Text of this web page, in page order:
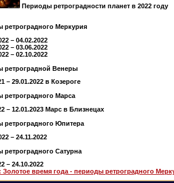
Периоды ретроградности планет в 2022 году
ретроградного Меркурия
– 04.02.2022
– 03.06.2022
– 02.10.2022
ретроградной Венеры
– 29.01.2022 в Козероге
ретроградного Марса
– 12.01.2023 Марс в Близнецах
ретроградного Юпитера
– 24.11.2022
ретроградного Сатурна
– 24.10.2022
Золотое время года - периоды ретроградного